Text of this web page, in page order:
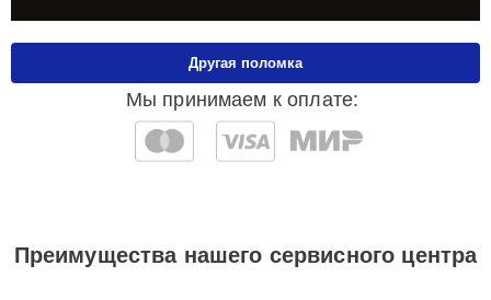
Мы принимаем к оплате:
Другая поломка
Преимущества нашего сервисного центра